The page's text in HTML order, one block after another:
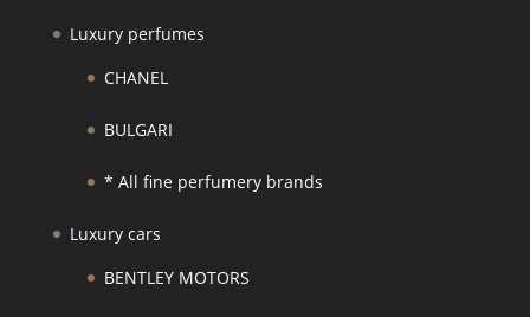
Luxury perfumes
CHANEL
BULGARI
* All fine perfumery brands
Luxury cars
BENTLEY MOTORS